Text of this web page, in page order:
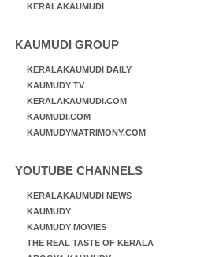
KERALAKAUMUDI
KAUMUDI GROUP
KERALAKAUMUDI DAILY
KAUMUDY TV
KERALAKAUMUDI.COM
KAUMUDI.COM
KAUMUDYMATRIMONY.COM
YOUTUBE CHANNELS
KERALAKAUMUDI NEWS
KAUMUDY
KAUMUDY MOVIES
THE REAL TASTE OF KERALA